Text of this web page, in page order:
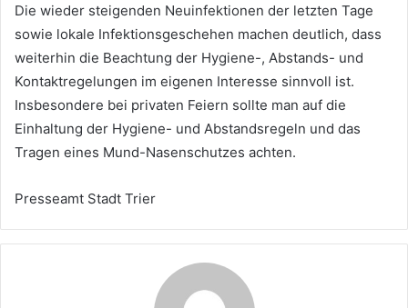
Die wieder steigenden Neuinfektionen der letzten Tage
sowie lokale Infektionsgeschehen machen deutlich, dass
weiterhin die Beachtung der Hygiene-, Abstands- und
Kontaktregelungen im eigenen Interesse sinnvoll ist.
Insbesondere bei privaten Feiern sollte man auf die
Einhaltung der Hygiene- und Abstandsregeln und das
Tragen eines Mund-Nasenschutzes achten.
Presseamt Stadt Trier